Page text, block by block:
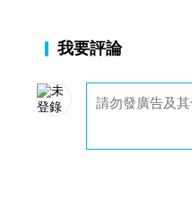
我要評論